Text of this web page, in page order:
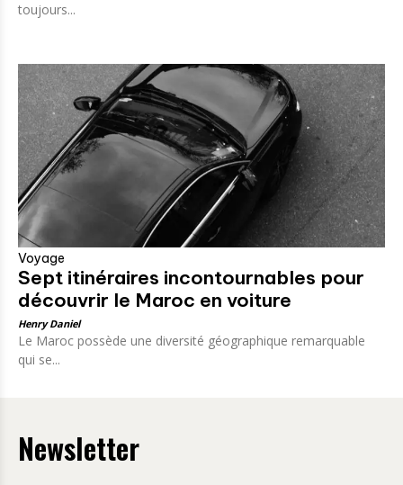
toujours...
Voyage
Sept itinéraires incontournables pour
découvrir le Maroc en voiture
Henry Daniel
Le Maroc possède une diversité géographique remarquable
qui se...
Newsletter